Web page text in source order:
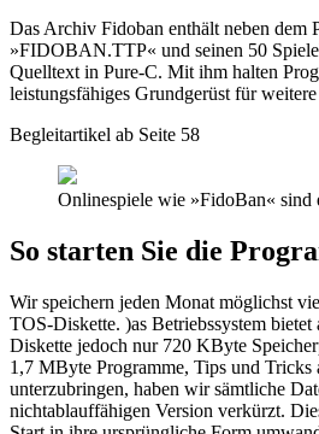
Das Archiv Fidoban enthält neben dem
»FIDOBAN.TTP« und seinen 50
Quelltext in Pure-C. Mit ihm halten
leistungsfähiges Grundgerüst für
Begleitartikel ab Seite 58
Onlinespiele wie »FidoBan« sind
So starten Sie die
Wir speichern jeden Monat möglichst
TOS-Diskette. )as Betriebssystem
Diskette jedoch nur 720 KByte
1,7 MByte Programme, Tips und Tricks
unterzubringen, haben wir sämtliche
nichtablauffähigen Version verkürzt.